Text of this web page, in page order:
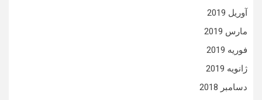
آوریل 2019
مارس 2019
فوریه 2019
ژانویه 2019
دسامبر 2018